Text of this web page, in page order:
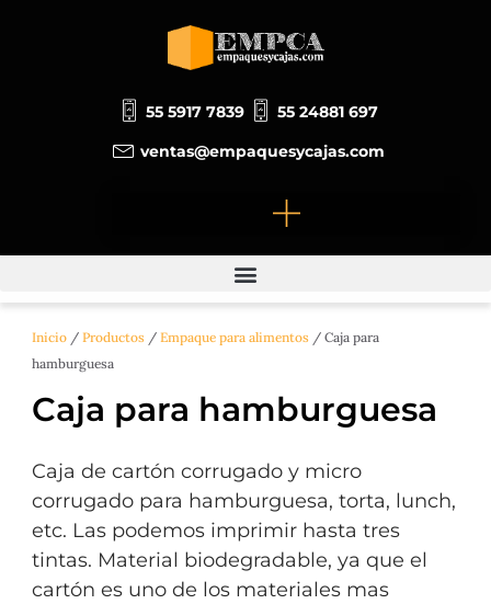
55 5917 7839
55 24881 697
ventas@empaquesycajas.com
Inicio/ Productos/ Empaque para alimentos/ Caja para
hamburguesa
Caja para hamburguesa
Caja de cartón corrugado y micro
corrugado para hamburguesa, torta, lunch,
etc. Las podemos imprimir hasta tres
tintas. Material biodegradable, ya que el
cartón es uno de los materiales mas